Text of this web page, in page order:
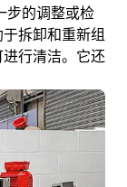
步的调整或检
拆卸和重新组
行清洁。它还